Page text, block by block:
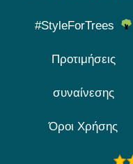
#StyleForTrees
Προτιμήσεις
συναίνεσης
Όροι Χρήσης